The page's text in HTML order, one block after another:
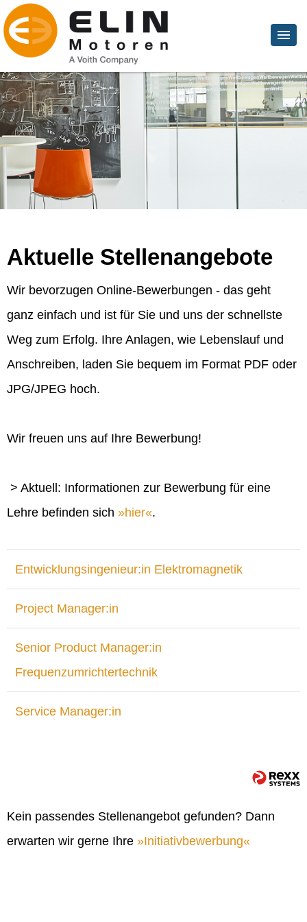
Aktuelle Stellenangebote
Wir bevorzugen Online-Bewerbungen - das geht
ganz einfach und ist für Sie und uns der schnellste
Weg zum Erfolg. Ihre Anlagen, wie Lebenslauf und
Anschreiben, laden Sie bequem im Format PDF oder
JPG/JPEG hoch.
Wir freuen uns auf Ihre Bewerbung!
> Aktuell: Informationen zur Bewerbung für eine
Lehre befinden sich
hier .
Entwicklungsingenieur:in Elektromagnetik
Project Manager:in
Senior Product Manager:in
Frequenzumrichtertechnik
Service Manager:in
Kein passendes Stellenangebot gefunden? Dann
erwarten wir gerne Ihre
Initiativbewerbung